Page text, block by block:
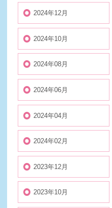
2024年12月
2024年10月
2024年08月
2024年06月
2024年04月
2024年02月
2023年12月
2023年10月